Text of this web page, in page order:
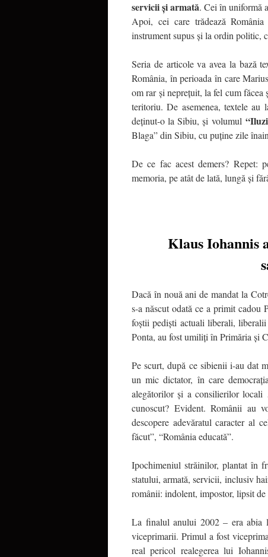
servicii și armată. Cei în uniformă
Apoi, cei care trădează
instrument supus și la ordin politic,
Seria de articole va avea la bază
România, în perioada în care
om rar și neprețuit, la fel cum
teritoriu. De asemenea, textele au
deținut-o la Sibiu, și volumul
Blaga” din Sibiu, cu puține zile
De ce fac acest demers? Repet:
memoria, pe atât de lată, lungă și
Klaus Iohannis
Dacă în nouă ani de mandat la
s-a născut odată ce a primit
foștii pediști actuali liberali,
Ponta, au fost umiliți în Primăria și
Pe scurt, după ce sibienii i-au dat
un mic dictator, în care
alegătorilor și a consilierilor
cunoscut? Evident. Românii au
descopere adevăratul caracter al
făcut”, “România educată”.
Ipochimeniul străinilor, plantat în
statului, armată, servicii, inclusiv
românii: indolent, impostor, lipsit
La finalul anului 2002 – era abia
viceprimarii. Primul a fost
real pericol realegerea lui